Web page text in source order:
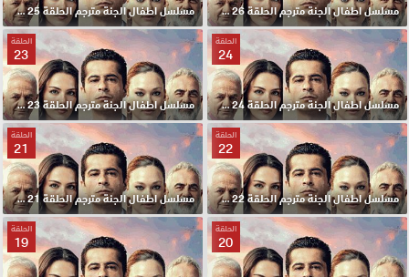
مسلسل اطفال الجنة مترجم الحلقة 26 HD مسلسل اطفال الجنة مترجم الحلقة 25 HD
الحلقة
24
مسلسل اطفال الجنة مترجم الحلقة 24 HD
الحلقة
23
مسلسل اطفال الجنة مترجم الحلقة 23 HD
الحلقة
22
مسلسل اطفال الجنة مترجم الحلقة 22 HD
الحلقة
21
مسلسل اطفال الجنة مترجم الحلقة 21 HD
الحلقة
20
الحلقة
19